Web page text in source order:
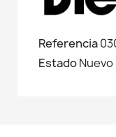
Referencia
EstadoNuevo